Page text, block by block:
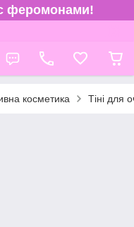
феромонами!
косметика Тіні для